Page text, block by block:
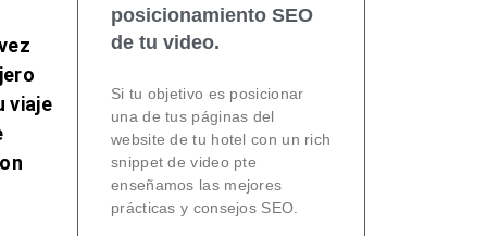
viaje
posicionamiento SEO
de tu video.
Si tu objetivo es posicionar
una de tus páginas del
website de tu hotel con un rich
snippet de video pte
enseñamos las mejores
prácticas y consejos SEO.